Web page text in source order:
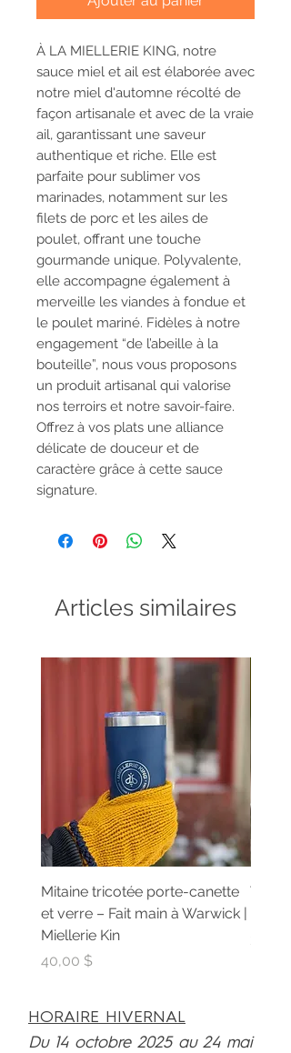
À LA MIELLERIE KING, notre
sauce miel et ail est élaborée avec
notre miel d'automne récolté de
façon artisanale et avec de la vraie
ail, garantissant une saveur
authentique et riche. Elle est
parfaite pour sublimer vos
marinades, notamment sur les
filets de porc et les ailes de
poulet, offrant une touche
gourmande unique. Polyvalente,
elle accompagne également à
merveille les viandes à fondue et
le poulet mariné. Fidèles à notre
engagement “de l’abeille à la
bouteille”, nous vous proposons
un produit artisanal qui valorise
nos terroirs et notre savoir-faire.
Offrez à vos plats une alliance
délicate de douceur et de
caractère grâce à cette sauce
signature.
Articles similaires
Mitaine tricotée porte-canette
et verre – Fait main à Warwick |
Miellerie Kin
Prix
40,00 $
HORAIRE HIVERNAL
Du 14 octobre 2025 au 24 mai